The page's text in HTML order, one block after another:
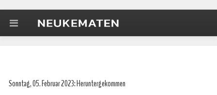
Sonntag, 05. Februar 2023: Heruntergekommen